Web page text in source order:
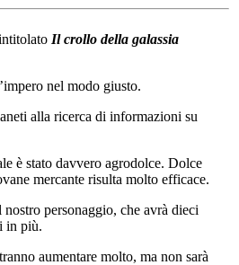
Il crollo della galassia
nel modo giusto.
alla ricerca di informazioni su
è stato davvero agrodolce. Dolce
mercante risulta molto efficace.
personaggio, che avrà dieci
in più.
aumentare molto, ma non sarà